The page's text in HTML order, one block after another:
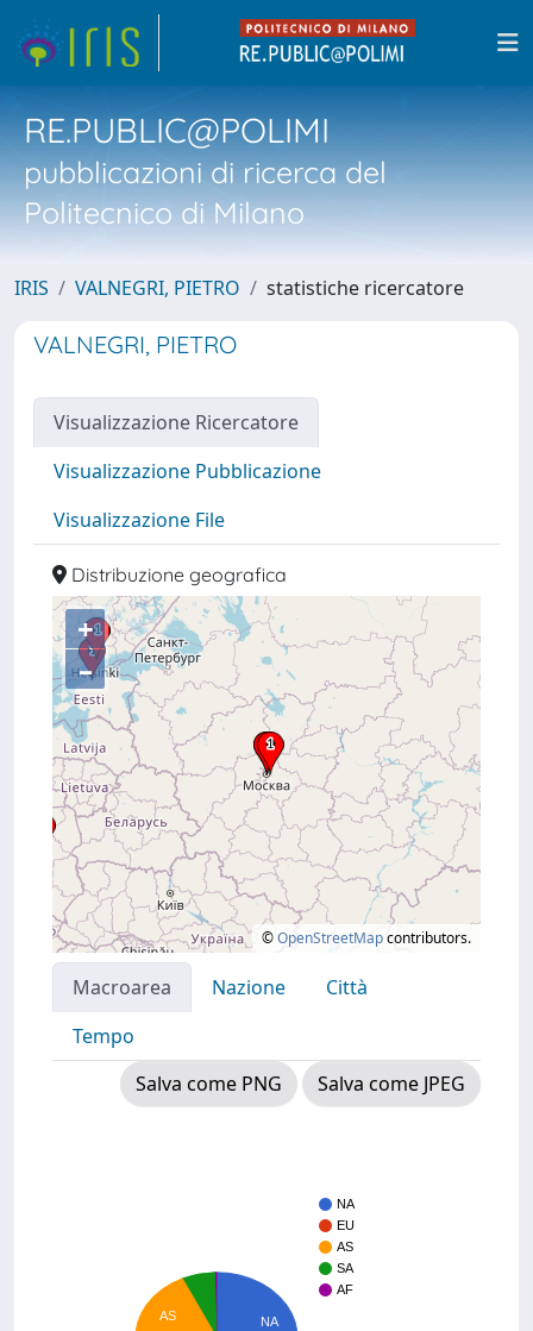
RE.PUBLIC@POLIMI
pubblicazioni di ricerca del
Politecnico di Milano
IRIS VALNEGRI, PIETRO statistiche ricercatore
VALNEGRI, PIETRO
Visualizzazione Ricercatore
Visualizzazione Pubblicazione
Visualizzazione File
Distribuzione geografica
+
–
©OpenStreetMapcontributors.
Macroarea Nazione
Città
Tempo
Salva come PNG
Salva come JPEG
NA
EU
AS
SA
AF
NA
AS